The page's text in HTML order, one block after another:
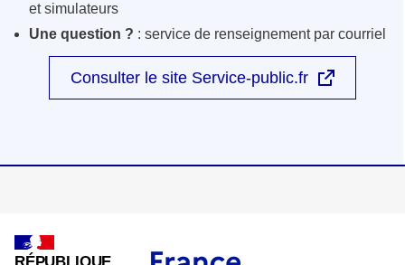
et simulateurs
Une question ? : service de renseignement par courriel
Consulter le site Service-public.fr